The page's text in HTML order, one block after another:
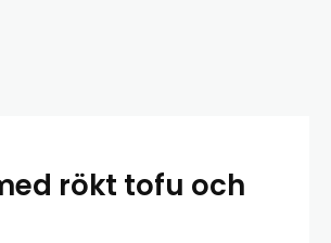
rökt tofu och